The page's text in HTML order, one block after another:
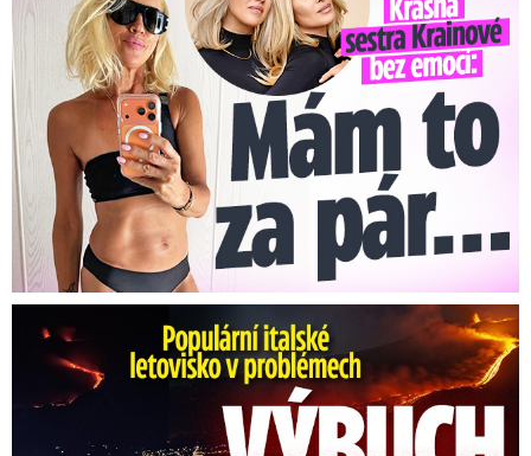
Erupce sicilské sopky Etny: Ruší desítky letů